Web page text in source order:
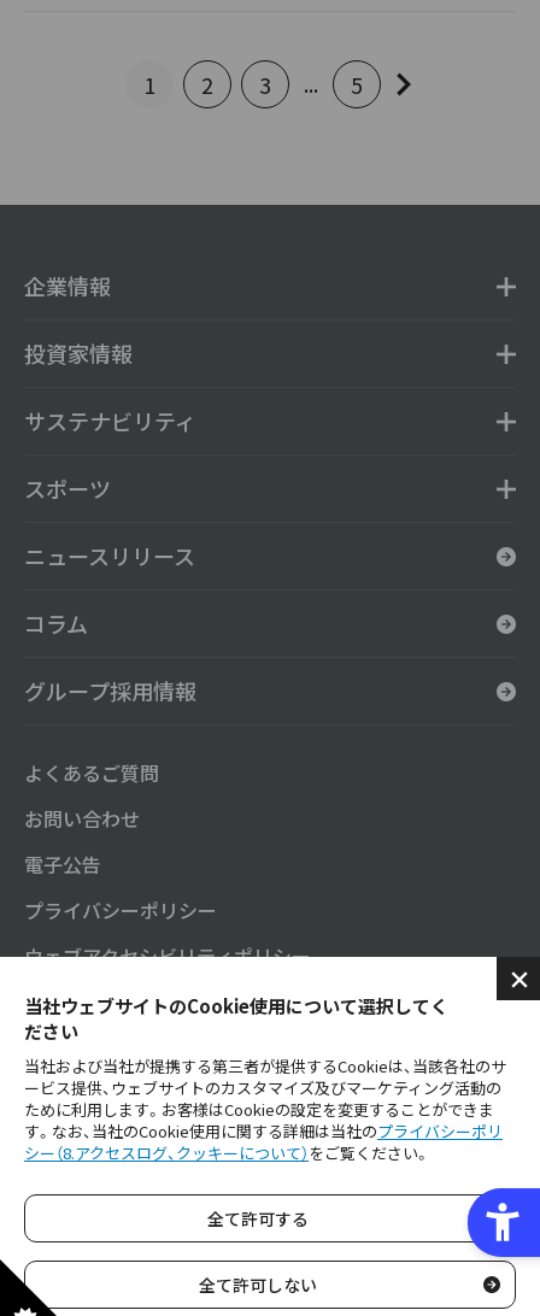
1 2 3 ... 5
当社ウェブサイトのCookie使用について選択してく
ださい
当社および当社が提携する第三者が提供するCookieは、当該各社のサ
ービス提供、ウェブサイトのカスタマイズ及びマーケティング活動の
ために利用します。お客様はCookieの設定を変更することができま
す。なお、当社のCookie使用に関する詳細は当社のプライバシーポリ
シー（8.アクセスログ、クッキーについて） をご覧ください。
全て許可する
全て許可しない
企業情報
投資家情報
サステナビリティ
スポーツ
ニュースリリース
コラム
グループ採用情報
よくあるご質問
お問い合わせ
電子公告
プライバシーポリシー
ウェブアクセシビリティポリシー
セガサミーグループソーシャルメディアポリシー
SNS公式アカウント
ご利用にあたり
セガサミーグループ公式YouTube
Copyright © SEGA SAMMY HOLDINGS inc. All Rights Reserved.